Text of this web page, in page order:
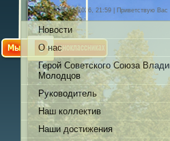
Четверг, 06.08.2026, 21:59 | Приветствую Вас
Новости
О нас
Герой Советского Союза
Молодцов
Руководитель
Наш коллектив
Наши достижения